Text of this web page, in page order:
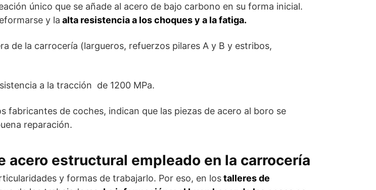
único que se añade al acero de bajo carbono en su forma inicial.
y la alta resistencia a los choques y a la fatiga.
de la carrocería (largueros, refuerzos pilares A y B y estribos,
a la tracción de 1200 MPa.
fabricantes de coches, indican que las piezas de acero al boro se
reparación.
acero estructural empleado en la carrocería
y formas de trabajarlo. Por eso, en lostalleres de